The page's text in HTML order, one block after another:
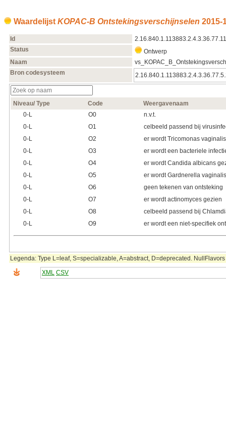
Waardelijst KOPAC-B Ontstekingsverschijnselen
Id
Status
Ontwerp
Naam
Bron codesysteem
Niveau/ Type Code
Weergavenaam
0‑L
O0
n.v.t.
0‑L
O1
celbeeld passend bij
0‑L
O2
er wordt Tricomonas
0‑L
O3
er wordt een bacteriele
0‑L
O4
er wordt Candida albicans
0‑L
O5
er wordt Gardnerella
0‑L
O6
geen tekenen van ontsteking
0‑L
O7
er wordt actinomyces gezien
0‑L
O8
celbeeld passend bij
0‑L
O9 er wordt een niet-specifiek
Legenda: Type L=leaf, S=specializable, A=abstract, D=deprecated.
XML CSV